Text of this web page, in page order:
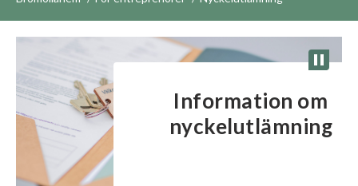
Information om
nyckelutlämning